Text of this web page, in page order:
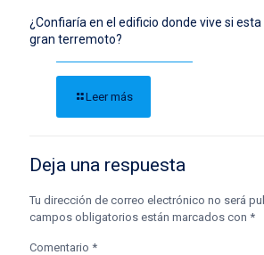
¿Confiaría en el edificio donde vive si
gran terremoto?
Leer más
Deja una respuesta
Tu dirección de correo electrónico no será
campos obligatorios están marcados con *
Comentario *